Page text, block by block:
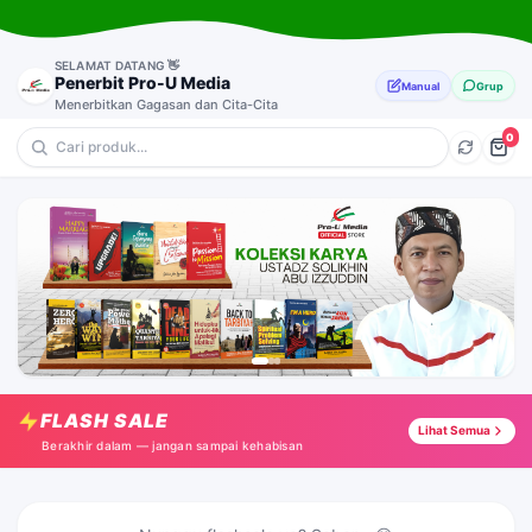
SELAMAT DATANG 👋
Penerbit Pro-U Media
Menerbitkan Gagasan dan Cita-Cita
Manual Grup
0
💎 Anak-Anak 🔥 Motivasi ⭐ Pendidikan & Parenting
🎁 Pernikahan & Keluarga
Passion To Mission Tap →
Bersama Ayah Meraih Jannah Tap →
FLASH SALE
Berakhir dalam — jangan sampai kehabisan
Lihat Semua